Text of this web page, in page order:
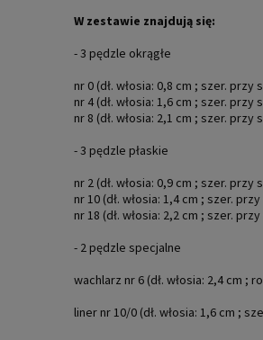
W zestawie znajdują się:
- 3 pędzle okrągłe
nr 0 (dł. włosia: 0,8 cm ; szer. przy
nr 4 (dł. włosia: 1,6 cm ; szer. przy
nr 8 (dł. włosia: 2,1 cm ; szer. przy
- 3 pędzle płaskie
nr 2 (dł. włosia: 0,9 cm ; szer. przy
nr 10 (dł. włosia: 1,4 cm ; szer.
nr 18 (dł. włosia: 2,2 cm ; szer.
- 2 pędzle specjalne
wachlarz nr 6 (dł. włosia: 2,4 cm ;
liner nr 10/0 (dł. włosia: 1,6 cm ;